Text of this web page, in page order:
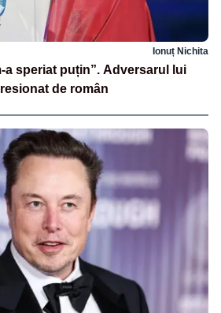
Ionuț Nichita
a speriat puțin”. Adversarul lui
de român